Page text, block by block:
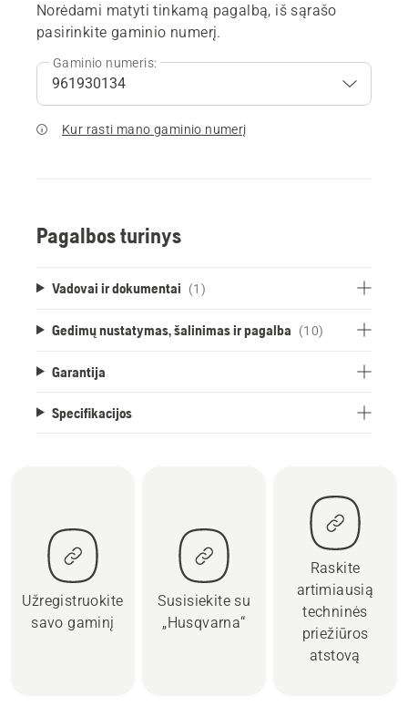
Norėdami matyti tinkamą pagalbą, iš sąrašo
pasirinkite gaminio numerį.
Gaminio numeris:
Kur rasti mano gaminio numerį
Pagalbos turinys
Vadovai ir dokumentai (1)
Gedimų nustatymas, šalinimas ir pagalba (10)
Garantija
Specifikacijos
Užregistruokite
savo gaminį
Susisiekite su
„Husqvarna“
Raskite
artimiausią
techninės
priežiūros
atstovą